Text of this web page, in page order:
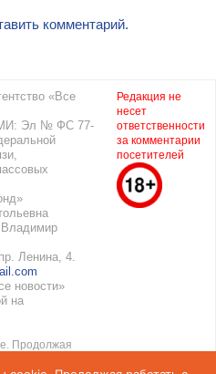
комментарий.
«Все
Эл № ФС 77-
Владимир
Ленина, 4.
новости»
на
Продолжая
Редакция не
несет
ответственности
за комментарии
посетителей